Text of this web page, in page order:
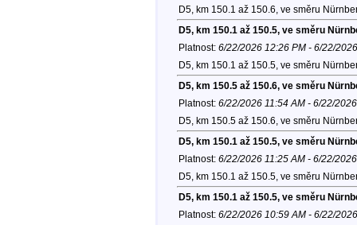
D5, km 150.1 až 150.6, ve směru
D5, km 150.1 až 150.5, ve směru
Platnost: 6/22/2026 12:26 PM - 6/22/
D5, km 150.1 až 150.5, ve směru
D5, km 150.5 až 150.6, ve směru
Platnost: 6/22/2026 11:54 AM - 6/22/
D5, km 150.5 až 150.6, ve směru
D5, km 150.1 až 150.5, ve směru
Platnost: 6/22/2026 11:25 AM - 6/22/
D5, km 150.1 až 150.5, ve směru
D5, km 150.1 až 150.5, ve směru
Platnost: 6/22/2026 10:59 AM - 6/22/